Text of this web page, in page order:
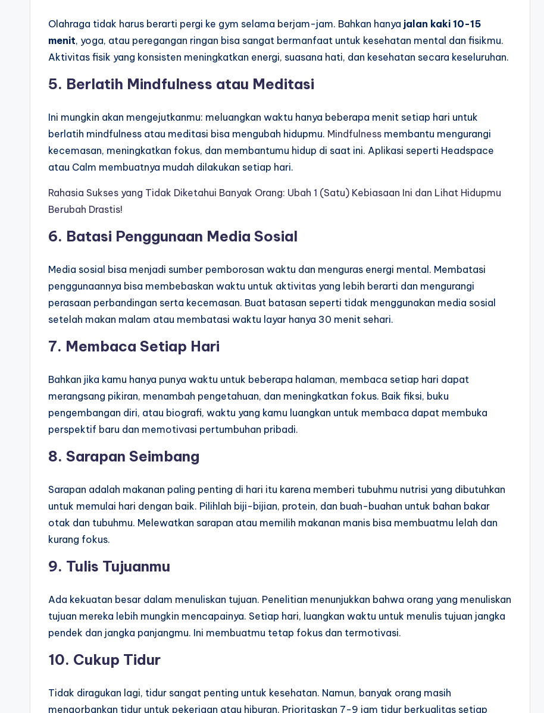
Olahraga tidak harus berarti pergi ke gym selama berjam-jam. Bahkan hanya jalan kaki 10-15
menit, yoga, atau peregangan ringan bisa sangat bermanfaat untuk kesehatan mental dan fisikmu.
Aktivitas fisik yang konsisten meningkatkan energi, suasana hati, dan kesehatan secara keseluruhan.
5. Berlatih Mindfulness atau Meditasi
Ini mungkin akan mengejutkanmu: meluangkan waktu hanya beberapa menit setiap hari untuk
berlatih mindfulness atau meditasi bisa mengubah hidupmu. Mindfulness membantu mengurangi
kecemasan, meningkatkan fokus, dan membantumu hidup di saat ini. Aplikasi seperti Headspace
atau Calm membuatnya mudah dilakukan setiap hari.
Rahasia Sukses yang Tidak Diketahui Banyak Orang: Ubah 1 (Satu) Kebiasaan Ini dan Lihat Hidupmu
Berubah Drastis!
6. Batasi Penggunaan Media Sosial
Media sosial bisa menjadi sumber pemborosan waktu dan menguras energi mental. Membatasi
penggunaannya bisa membebaskan waktu untuk aktivitas yang lebih berarti dan mengurangi
perasaan perbandingan serta kecemasan. Buat batasan seperti tidak menggunakan media sosial
setelah makan malam atau membatasi waktu layar hanya 30 menit sehari.
7. Membaca Setiap Hari
Bahkan jika kamu hanya punya waktu untuk beberapa halaman, membaca setiap hari dapat
merangsang pikiran, menambah pengetahuan, dan meningkatkan fokus. Baik fiksi, buku
pengembangan diri, atau biografi, waktu yang kamu luangkan untuk membaca dapat membuka
perspektif baru dan memotivasi pertumbuhan pribadi.
8. Sarapan Seimbang
Sarapan adalah makanan paling penting di hari itu karena memberi tubuhmu nutrisi yang dibutuhkan
untuk memulai hari dengan baik. Pilihlah biji-bijian, protein, dan buah-buahan untuk bahan bakar
otak dan tubuhmu. Melewatkan sarapan atau memilih makanan manis bisa membuatmu lelah dan
kurang fokus.
9. Tulis Tujuanmu
Ada kekuatan besar dalam menuliskan tujuan. Penelitian menunjukkan bahwa orang yang menuliskan
tujuan mereka lebih mungkin mencapainya. Setiap hari, luangkan waktu untuk menulis tujuan jangka
pendek dan jangka panjangmu. Ini membuatmu tetap fokus dan termotivasi.
10. Cukup Tidur
Tidak diragukan lagi, tidur sangat penting untuk kesehatan. Namun, banyak orang masih
mengorbankan tidur untuk pekerjaan atau hiburan. Prioritaskan 7-9 jam tidur berkualitas setiap